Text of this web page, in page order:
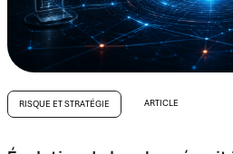
RISQUE ET STRATÉGIE ARTICLE